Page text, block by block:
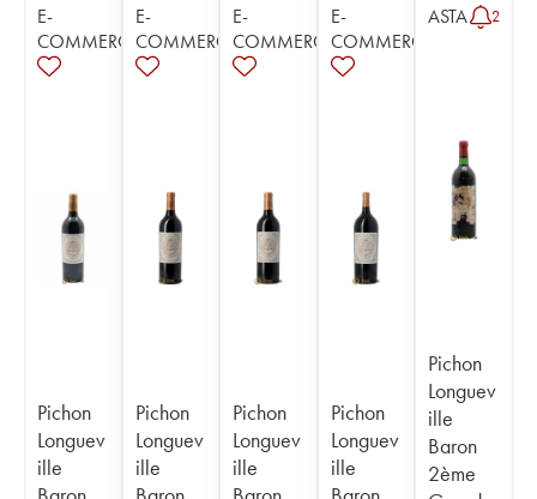
E-
COMMERCE
Pichon
Longuev
ille
E-
COMMERCE
Pichon
Longuev
ille
E-
COMMERCE
Pichon
Longuev
ille
E-
COMMERCE
Pichon
Longuev
ille
ASTA 2
Pichon
Longuev
ille
Baron
2ème